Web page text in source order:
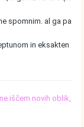
spomnim. al ga pa
in eksakten
iščem novih oblik,